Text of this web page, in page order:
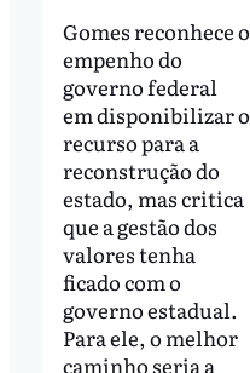
Gomes reconhece o
empenho do
governo federal
em disponibilizar o
recurso para a
reconstrução do
estado, mas critica
que a gestão dos
valores tenha
ficado com o
governo estadual.
Para ele, o melhor
caminho seria a